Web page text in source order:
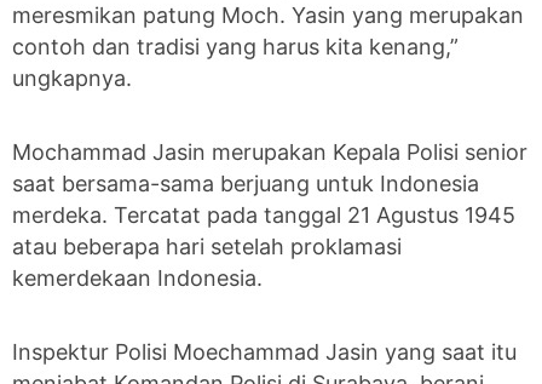
meresmikan patung Moch. Yasin yang merupakan
contoh dan tradisi yang harus kita kenang,”
ungkapnya.
Mochammad Jasin merupakan Kepala Polisi senior
saat bersama-sama berjuang untuk Indonesia
merdeka. Tercatat pada tanggal 21 Agustus 1945
atau beberapa hari setelah proklamasi
kemerdekaan Indonesia.
Inspektur Polisi Moechammad Jasin yang saat itu